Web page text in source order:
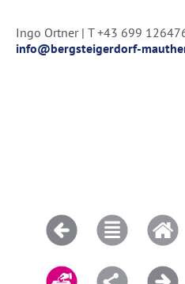
Ingo Ortner | T +43 699
info@bergsteigerdorf-